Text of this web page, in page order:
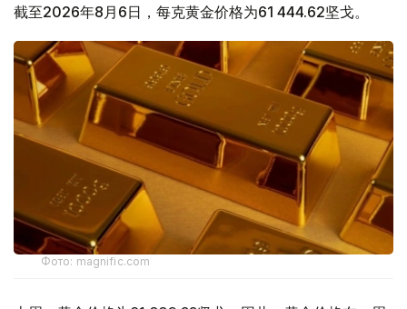
截至2026年8月6日，每克黄金价格为61 444.62坚戈。
Фото: magnific.com